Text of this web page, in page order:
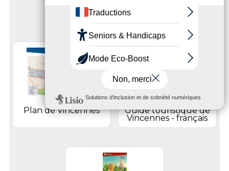
BROCHURES
Plan de Vincennes Guide touristique de
Vincennes - français